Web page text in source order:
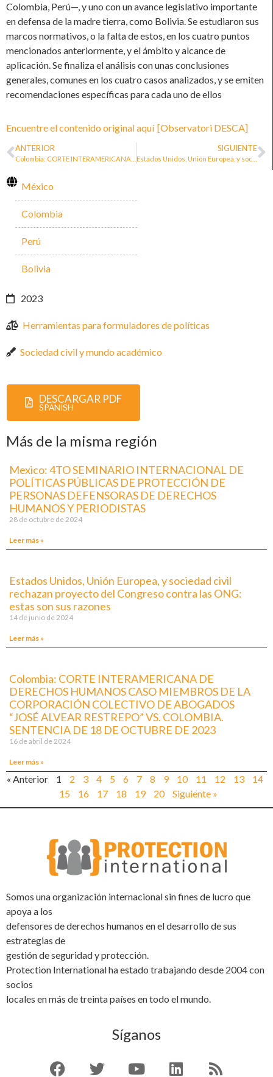
Colombia, Perú—, y uno con un avance legislativo importante
en defensa de la madre tierra, como Bolivia. Se estudiaron sus
marcos normativos, o la falta de estos, en los cuatro puntos
mencionados anteriormente, y el ámbito y alcance de
aplicación. Se finaliza el análisis con unas conclusiones
generales, comunes en los cuatro casos analizados, y se emiten
recomendaciones específicas para cada uno de ellos
Encuentre el contenido original aquí [Observatori DESCA]
ANTERIOR SIGUIENTE
México
Colombia
Perú
Bolivia
2023
Herramientas para formuladores de políticas
Sociedad civil y mundo académico
DESCARGAR PDF
SPANISH
Más de la misma región
Mexico: 4TO SEMINARIO INTERNACIONAL DE
POLÍTICAS PÚBLICAS DE PROTECCIÓN DE
PERSONAS DEFENSORAS DE DERECHOS
HUMANOS Y PERIODISTAS
28 de octubre de 2024
Leer más »
Estados Unidos, Unión Europea, y sociedad civil
rechazan proyecto del Congreso contra las ONG:
estas son sus razones
14 de junio de 2024
Leer más »
Colombia: CORTE INTERAMERICANA DE
DERECHOS HUMANOS CASO MIEMBROS DE LA
CORPORACIÓN COLECTIVO DE ABOGADOS
“JOSÉ ALVEAR RESTREPO” VS. COLOMBIA.
SENTENCIA DE 18 DE OCTUBRE DE 2023
16 de abril de 2024
Leer más »
« Anterior 1 2 3 4 5 6 7 8 9 10 11 12 13
14
15
16 17 18 19 20 Siguiente »
Somos una organización internacional sin fines de lucro que
apoya a los
defensores de derechos humanos en el desarrollo de sus
estrategias de
gestión de seguridad y protección.
Protection International ha estado trabajando desde 2004 con
socios
locales en más de treinta países en todo el mundo.
Síganos